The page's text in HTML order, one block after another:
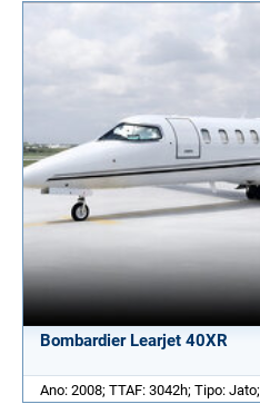
Bombardier Learjet 40XR
Ano: 2008; TTAF: 3042h; Tipo: